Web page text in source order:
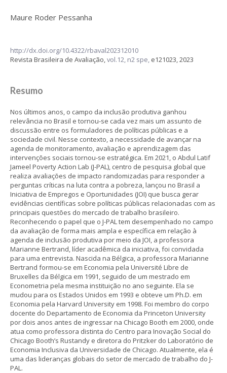
Maure Roder Pessanha
http://dx.doi.org/10.4322/rbaval202312010
Revista Brasileira de Avaliação,vol.12, n2 spe, e121023, 2023
Resumo
Nos últimos anos, o campo da inclusão produtiva ganhou
relevância no Brasil e tornou-se cada vez mais um assunto de
discussão entre os formuladores de políticas públicas e a
sociedade civil. Nesse contexto, a necessidade de avançar na
agenda de monitoramento, avaliação e aprendizagem das
intervenções sociais tornou-se estratégica. Em 2021, o Abdul Latif
Jameel Poverty Action Lab (J-PAL), centro de pesquisa global que
realiza avaliações de impacto randomizadas para responder a
perguntas críticas na luta contra a pobreza, lançou no Brasil a
Iniciativa de Empregos e Oportunidades (JOI) que busca gerar
evidências científicas sobre políticas públicas relacionadas com as
principais questões do mercado de trabalho brasileiro.
Reconhecendo o papel que o J-PAL tem desempenhado no campo
da avaliação de forma mais ampla e específica em relação à
agenda de inclusão produtiva por meio da JOI, a professora
Marianne Bertrand, líder acadêmica da iniciativa, foi convidada
para uma entrevista. Nascida na Bélgica, a professora Marianne
Bertrand formou-se em Economia pela Université Libre de
Bruxelles da Bélgica em 1991, seguido de um mestrado em
Econometria pela mesma instituição no ano seguinte. Ela se
mudou para os Estados Unidos em 1993 e obteve um Ph.D. em
Economia pela Harvard University em 1998. Foi membro do corpo
docente do Departamento de Economia da Princeton University
por dois anos antes de ingressar na Chicago Booth em 2000, onde
atua como professora distinta do Centro para Inovação Social do
Chicago Booth’s Rustandy e diretora do Pritzker do Laboratório de
Economia Inclusiva da Universidade de Chicago. Atualmente, ela é
uma das lideranças globais do setor de mercado de trabalho do J-
PAL.